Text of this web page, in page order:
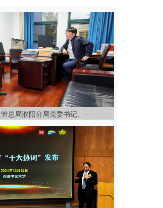
总局濮阳分局党委书记、···